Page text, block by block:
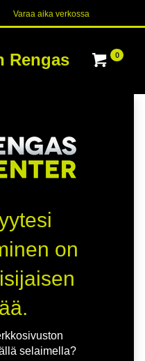
Varaa aika verk​​​​ossa
Rengas 0
on
selaimella?